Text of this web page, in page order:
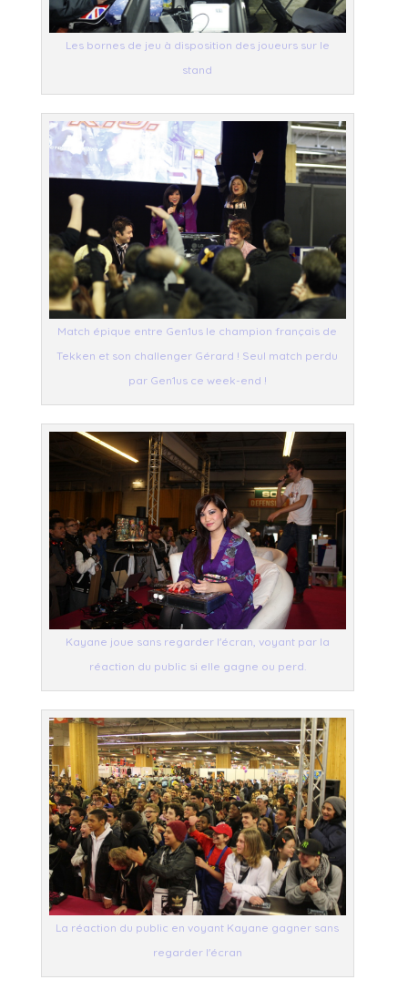
Les bornes de jeu à disposition des joueurs sur le
stand
Match épique entre Gen1us le champion français de
Tekken et son challenger Gérard ! Seul match perdu
par Gen1us ce week-end !
Kayane joue sans regarder l'écran, voyant par la
réaction du public si elle gagne ou perd.
La réaction du public en voyant Kayane gagner sans
regarder l'écran